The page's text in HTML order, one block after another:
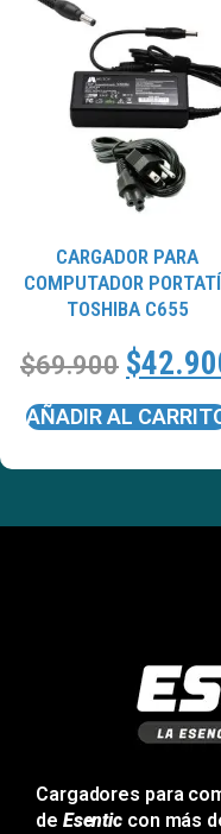
CARGADOR PARA
COMPUTADOR
TOSHIBA C655
$69.900 $
AÑADIR AL
Cargadores para
de Esentic con más